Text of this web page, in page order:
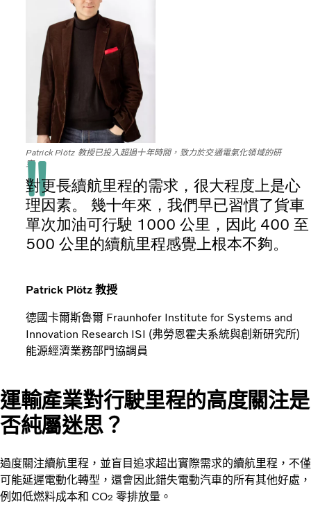
Patrick Plötz 教授已投入超過十年時間，致力於交通電氣化領域的研
究
對更長續航里程的需求，很大程度上是心
理因素。 幾十年來，我們早已習慣了貨車
單次加油可行駛 1000 公里，因此 400 至
500 公里的續航里程感覺上根本不夠。
Patrick Plötz 教授
德國卡爾斯魯爾 Fraunhofer Institute for Systems and
Innovation Research ISI (弗勞恩霍夫系統與創新研究所)
能源經濟業務部門協調員
運輸產業對行駛里程的高度關注是
否純屬迷思？
過度關注續航里程，並盲目追求超出實際需求的續航里程，不僅
可能延遲電動化轉型，還會因此錯失電動汽車的所有其他好處，
例如低燃料成本和 CO2 零排放量。